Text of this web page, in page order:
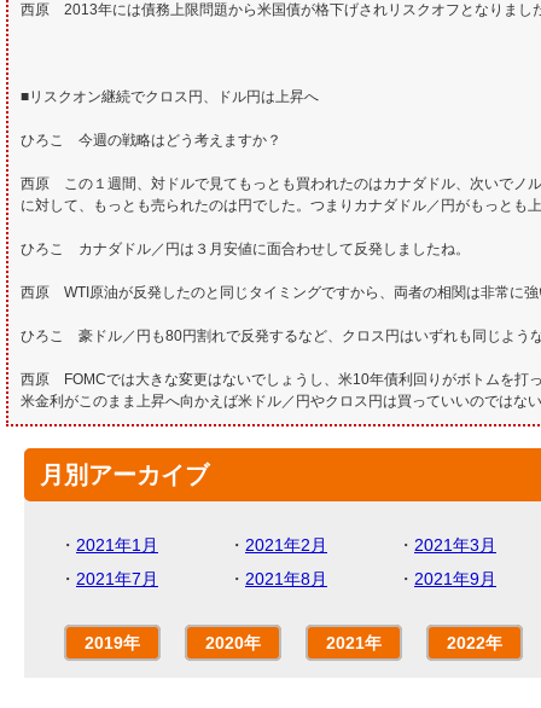
西原 2013年には債務上限問題から米国債が格下げされリスクオフとなりまし
■リスクオン継続でクロス円、ドル円は上昇へ
ひろこ 今週の戦略はどう考えますか？
西原 この１週間、対ドルで見てもっとも買われたのはカナダドル、次いでノ
に対して、もっとも売られたのは円でした。つまりカナダドル／円がもっとも
ひろこ カナダドル／円は３月安値に面合わせして反発しましたね。
西原 WTI原油が反発したのと同じタイミングですから、両者の相関は非常に
ひろこ 豪ドル／円も80円割れで反発するなど、クロス円はいずれも同じよう
西原 FOMCでは大きな変更はないでしょうし、米10年債利回りがボトムを打
米金利がこのまま上昇へ向かえば米ドル／円やクロス円は買っていいのではな
月別アーカイブ
・ 2021年1月 ・ 2021年2月 ・ 2021年3月
・ 2021年7月 ・ 2021年8月 ・ 2021年9月
2019年 2020年 2021年 2022年